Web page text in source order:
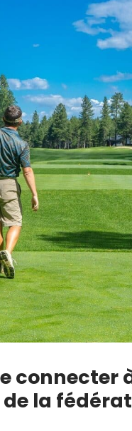
connecter
la